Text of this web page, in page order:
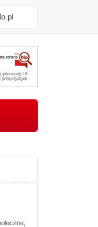
- Srebrny BIP